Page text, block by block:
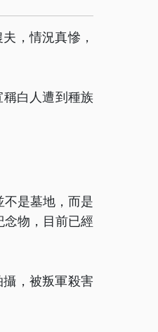
，情況真慘，
白人遭到種族
不是墓地，而是
物，目前已經
，被叛軍殺害